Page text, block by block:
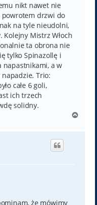
nikt nawet nie
powrotem drzwi do
na tyle nieudolni,
Mistrz Włoch
ta obrona nie
tylko Spinazollę i
napastnikami, a w
Trio:
całe 6 goli,
ich trzech
solidny.
g
że mówimy